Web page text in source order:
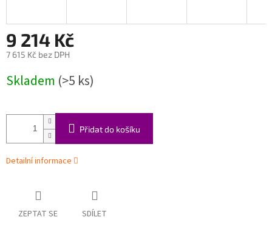
9 214 Kč
7 615 Kč bez DPH
cena:
Skladem (>5 ks)
Přidat do košíku
Detailní informace
ZEPTAT SE SDÍLET